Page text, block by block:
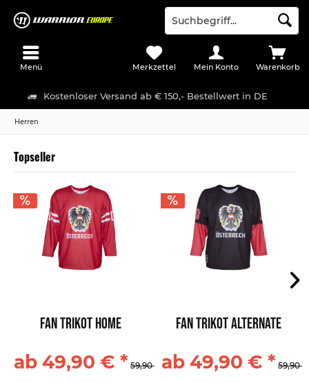
Kostenloser Versand ab € 150,- Bestellwert in DE
Menü Warenkorb
Merkzettel Mein Konto
Herren
Topseller
Fan Trikot Home
ab 49,90 € * 59,90 € *
Fan Trikot Alternate
ab 49,90 € * 59,90